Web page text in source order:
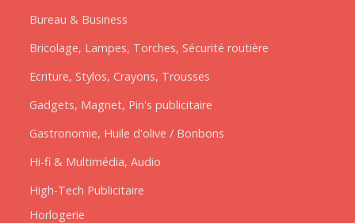
Bureau & Business
Bricolage, Lampes, Torches, Sécurité routière
Ecriture, Stylos, Crayons, Trousses
Gadgets, Magnet, Pin's publicitaire
Gastronomie, Huile d'olive / Bonbons
Hi-fi & Multimédia, Audio
High-Tech Publicitaire
Horlogerie